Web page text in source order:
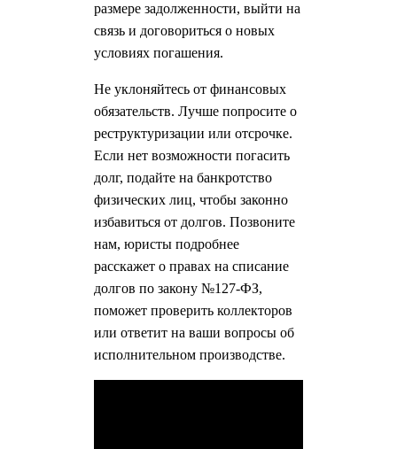
размере задолженности, выйти на
связь и договориться о новых
условиях погашения.
Не уклоняйтесь от финансовых
обязательств. Лучше попросите о
реструктуризации или отсрочке.
Если нет возможности погасить
долг, подайте на банкротство
физических лиц, чтобы законно
избавиться от долгов. Позвоните
нам, юристы подробнее
расскажет о правах на списание
долгов по закону №127-ФЗ,
поможет проверить коллекторов
или ответит на ваши вопросы об
исполнительном производстве.